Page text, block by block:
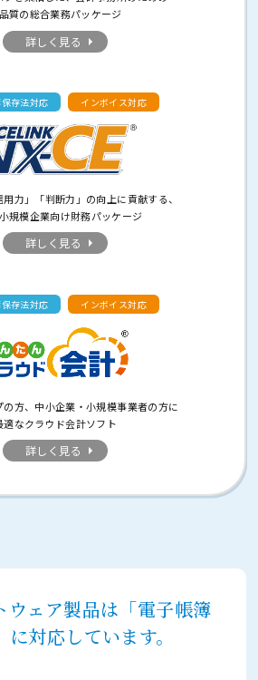
質の総合業務パッケージ
詳しく見る
存法対応 インボイス対応
用力」「判断力」の向上に貢献する、
規模企業向け財務パッケージ
詳しく見る
存法対応 インボイス対応
の方、中小企業・小規模事業者の方に
適なクラウド会計ソフト
詳しく見る
ウェア製品は「電子帳簿
対応しています。